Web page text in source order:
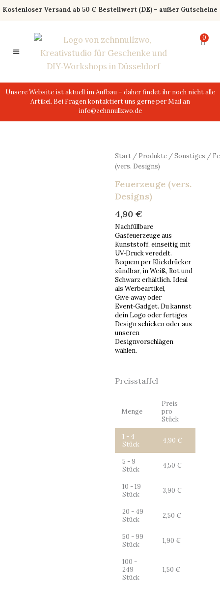
Zum
Kostenloser Versand ab 50 € Bestellwert (DE) – außer Gutscheine
0
Unsere Website ist aktuell im Aufbau – daher findet ihr noch nicht alle
Artikel. Bei Fragen kontaktiert uns gerne per Mail an
info@zehnnullzwo.de
Start / Produkte /Sonstiges /
(vers. Designs)
Feuerzeuge (vers.
Designs)
4,90 €
Nachfüllbare
Gasfeuerzeuge aus
Kunststoff, einseitig mit
UV‑Druck veredelt.
Bequem per Klickdrücker
zündbar, in Weiß, Rot und
Schwarz erhältlich. Ideal
als Werbeartikel,
Give‑away oder
Event‑Gadget. Du kannst
dein Logo oder fertiges
Design schicken oder aus
unseren
Designvorschlägen
wählen.
Preisstaffel
Menge
Preis
pro
Stück
1 - 4
Stück
4,90 €
5 - 9
Stück
4,50 €
10 - 19
Stück
3,90 €
20 - 49
Stück
2,50 €
50 - 99
Stück
1,90 €
100 -
249
Stück
1,50 €
(vers.
Designs)